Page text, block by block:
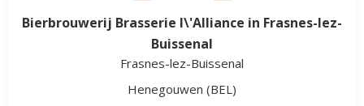
Bierbrouwerij Brasserie l\'Alliance in Frasnes-lez-
Buissenal
Frasnes-lez-Buissenal
Henegouwen (BEL)